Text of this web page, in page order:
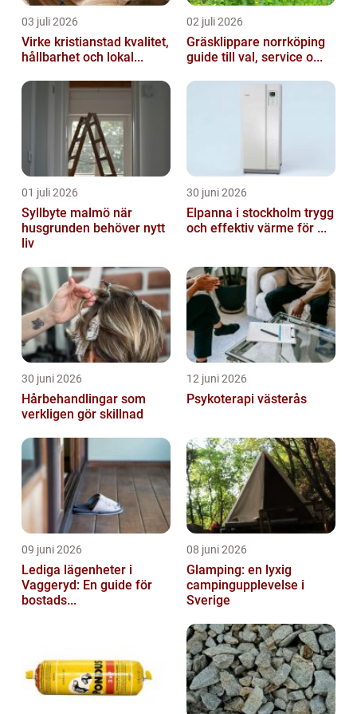
03 juli 2026
Virke kristianstad kvalitet,
hållbarhet och lokal...
02 juli 2026
Gräsklippare norrköping
guide till val, service o...
01 juli 2026
Syllbyte malmö när
husgrunden behöver nytt
liv
30 juni 2026
Elpanna i stockholm trygg
och effektiv värme för ...
30 juni 2026
Hårbehandlingar som
verkligen gör skillnad
12 juni 2026
Psykoterapi västerås
09 juni 2026
Lediga lägenheter i
Vaggeryd: En guide för
bostads...
08 juni 2026
Glamping: en lyxig
campingupplevelse i
Sverige